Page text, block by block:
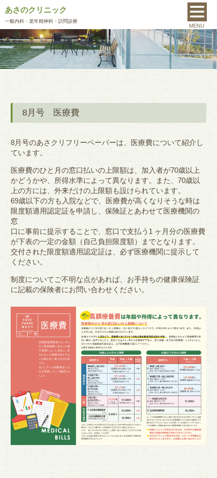
あさのクリニック
一般内科 ・老年精神科・訪問診療
MENU
8月号 医療費
8月号のあさクリフリーペーパーは、医療費について紹介し
ています。
医療費のひと月の窓口払いの上限額は、加入者が70歳以上
かどうかや、所得水準によって異なります。また、70歳以
上の方には、外来だけの上限額も設けられています。
69歳以下の方も入院などで、医療費が高くなりそうな時は
限度額適用認定証を申請し、保険証とあわせて医療機関の
窓
口に事前に提示することで、窓口で支払う1 ヶ月分の医療費
が下表の一定の金額（自己負担限度額）までとなります。
交付された限度額適用認定証は、必ず医療機関に提示して
ください。
制度についてご不明な点があれば、お手持ちの健康保険証
に記載の保険者にお問い合わせください。
MENU